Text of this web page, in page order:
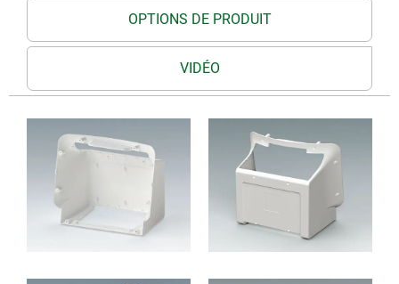
OPTIONS DE PRODUIT
VIDÉO